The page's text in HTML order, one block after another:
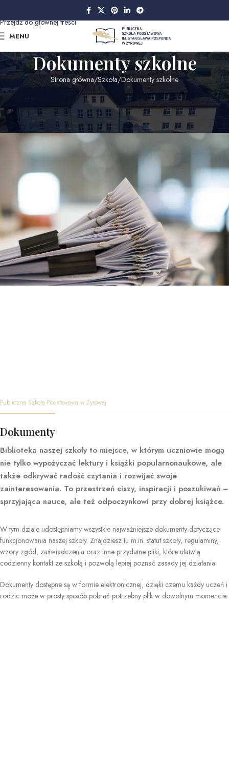
Przejdź do głównej treści
MENU
Dokumenty szkolne
Strona główna Szkoła Dokumenty szkolne
Publiczna Szkoła Podstawowa w Żyrowej
Dokumenty
Biblioteka naszej szkoły to miejsce, w którym uczniowie mogą
nie tylko wypożyczać lektury i książki popularnonaukowe, ale
także odkrywać radość czytania i rozwijać swoje
zainteresowania. To przestrzeń ciszy, inspiracji i poszukiwań –
sprzyjająca nauce, ale też odpoczynkowi przy dobrej książce.
W tym dziale udostępniamy wszystkie najważniejsze dokumenty dotyczące
funkcjonowania naszej szkoły. Znajdziesz tu m.in. statut szkoły, regulaminy,
wzory zgód, zaświadczenia oraz inne przydatne pliki, które ułatwią
codzienny kontakt ze szkołą i pozwolą lepiej poznać zasady jej działania.
Dokumenty dostępne są w formie elektronicznej, dzięki czemu każdy uczeń i
rodzic może w prosty sposób pobrać potrzebny plik w dowolnym momencie.